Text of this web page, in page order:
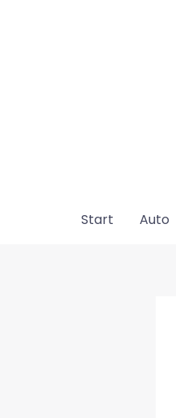
Start Auto